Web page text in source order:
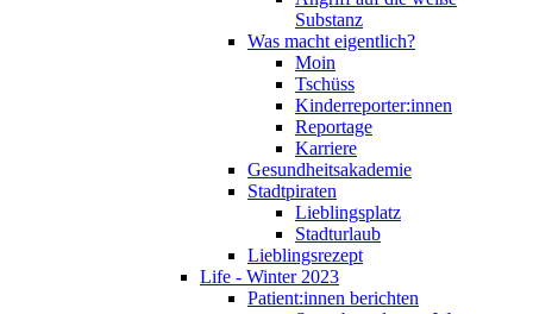
Substanz
Was macht eigentlich?
Moin
Tschüss
Kinderreporter:innen
Reportage
Karriere
Gesundheitsakademie
Stadtpiraten
Lieblingsplatz
Stadturlaub
Lieblingsrezept
Life - Winter 2023
Patient:innen berichten